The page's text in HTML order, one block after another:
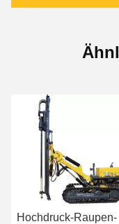
Hochdruck-Raupen-